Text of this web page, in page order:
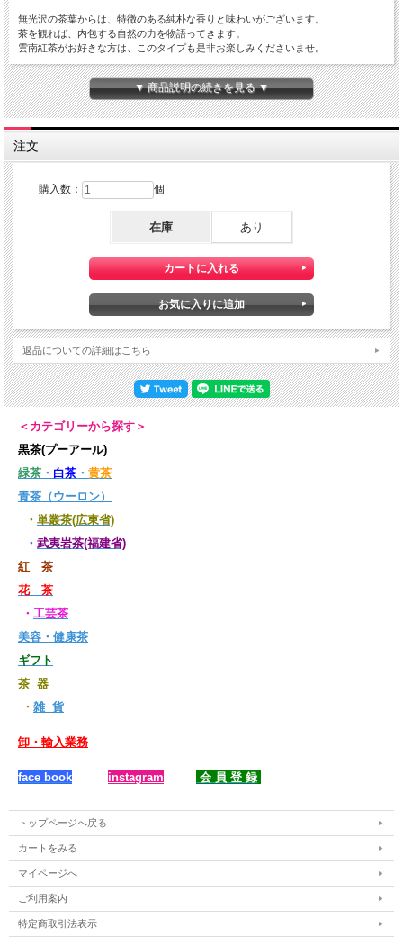
無光沢の茶葉からは、特徴のある純朴な香りと味わいがございます。
茶を観れば、内包する自然の力を物語ってきます。
雲南紅茶がお好きな方は、このタイプも是非お楽しみくださいませ。
▼ 商品説明の続きを見る ▼
注文
購入数： 個
在庫 あり
返品についての詳細はこちら
＜カテゴリーから探す＞
黒茶(プーアール)
緑茶 ・ 白茶 ・ 黄茶
青茶（ウーロン）
・ 単叢茶(広東省)
・ 武夷岩茶(福建省)
紅 茶
花 茶
・ 工芸茶
美容・健康茶
ギフト
茶 器
・ 雑 貨
卸・輸入業務
face book instagram 会 員 登 録
トップページへ戻る
カートをみる
マイページへ
ご利用案内
特定商取引法表示